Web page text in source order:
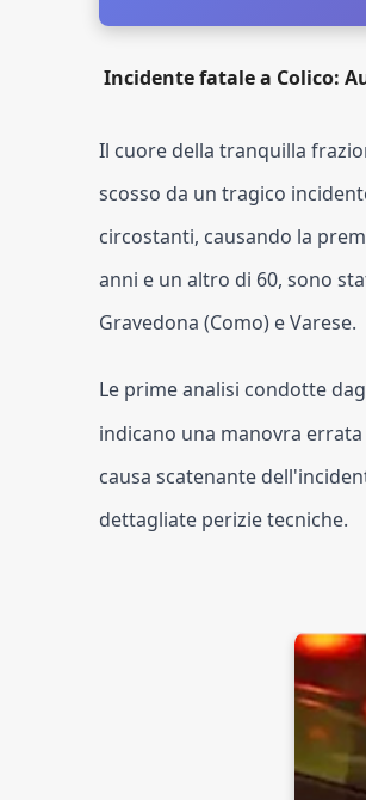
Incidente fatale a Colico:
Il cuore della tranquilla
scosso da un tragico
circostanti, causando la
anni e un altro di 60, sono
Gravedona (Como) e Varese.
Le prime analisi condotte
indicano una manovra
causa scatenante
dettagliate perizie tecniche.